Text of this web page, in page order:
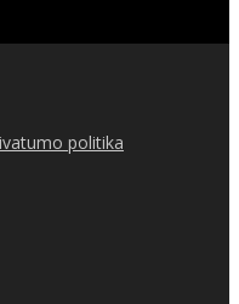
politika